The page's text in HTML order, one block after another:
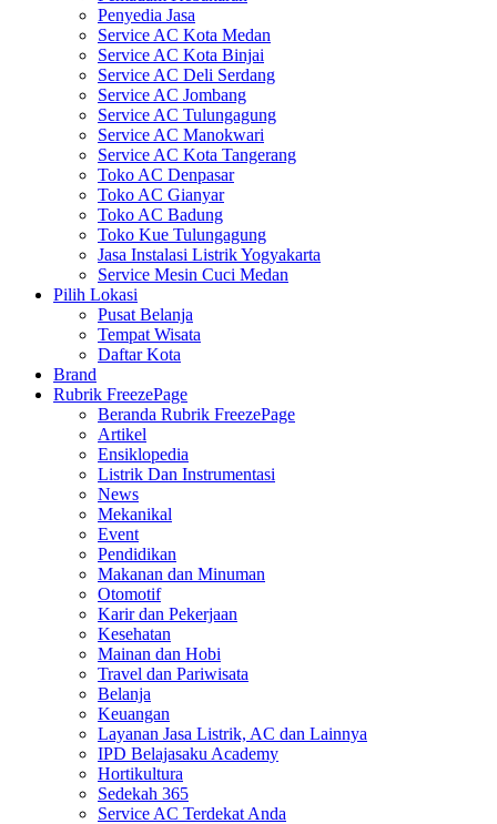
Penyedia Jasa
Service AC Kota Medan
Service AC Kota Binjai
Service AC Deli Serdang
Service AC Jombang
Service AC Tulungagung
Service AC Manokwari
Service AC Kota Tangerang
Toko AC Denpasar
Toko AC Gianyar
Toko AC Badung
Toko Kue Tulungagung
Jasa Instalasi Listrik Yogyakarta
Service Mesin Cuci Medan
Pilih Lokasi
Pusat Belanja
Tempat Wisata
Daftar Kota
Brand
Rubrik FreezePage
Beranda Rubrik FreezePage
Artikel
Ensiklopedia
Listrik Dan Instrumentasi
News
Mekanikal
Event
Pendidikan
Makanan dan Minuman
Otomotif
Karir dan Pekerjaan
Kesehatan
Mainan dan Hobi
Travel dan Pariwisata
Belanja
Keuangan
Layanan Jasa Listrik, AC dan Lainnya
IPD Belajasaku Academy
Hortikultura
Sedekah 365
Service AC Terdekat Anda